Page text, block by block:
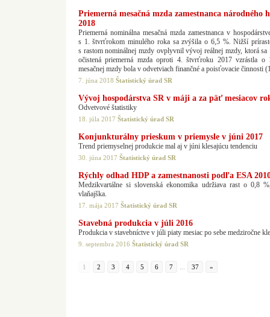
Priemerná mesačná mzda zamestnanca
2018
Priemerná nominálna mesačná mzda zamestnanca v
s 1. štvrťrokom minulého roka sa zvýšila o 6,5 %. Nižší
s rastom nominálnej mzdy ovplyvnil vývoj reálnej mzdy, ktorá
očistená priemerná mzda oproti 4. štvrťroku 2017 vzrástla o
mesačnej mzdy bola v odvetviach finančné a poisťovacie činnosti
7. júna 2018 Štatistický úrad SR
Vývoj hospodárstva SR v máji a za päť mesiacov
Odvetvové štatistiky
18. júla 2017 Štatistický úrad SR
Konjunkturálny prieskum v priemysle v júni 2017
Trend priemyselnej produkcie mal aj v júni klesajúcu tendenciu
30. júna 2017 Štatistický úrad SR
Rýchly odhad HDP a zamestnanosti podľa ESA
Medzikvartálne si slovenská ekonomika udržiava rast o 0,8
vlaňajška.
17. mája 2017 Štatistický úrad SR
Stavebná produkcia v júli 2016
Produkcia v stavebníctve v júli piaty mesiac po sebe medziročne
9. septembra 2016 Štatistický úrad SR
1 2 3 4 5 6 7 37 »